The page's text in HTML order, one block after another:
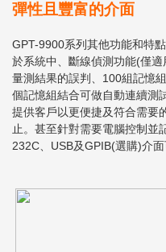
彈性且豐富的介面
GPT-9900系列其他功能和特
於系統中、斷線偵測功能(僅
量測結果的誤判、100組記憶
個記憶組結合可做自動連續測
提供客戶以更便捷及符合需要
止。甚至針對需要電腦控制並
232C、USB及GPIB(選購)介面